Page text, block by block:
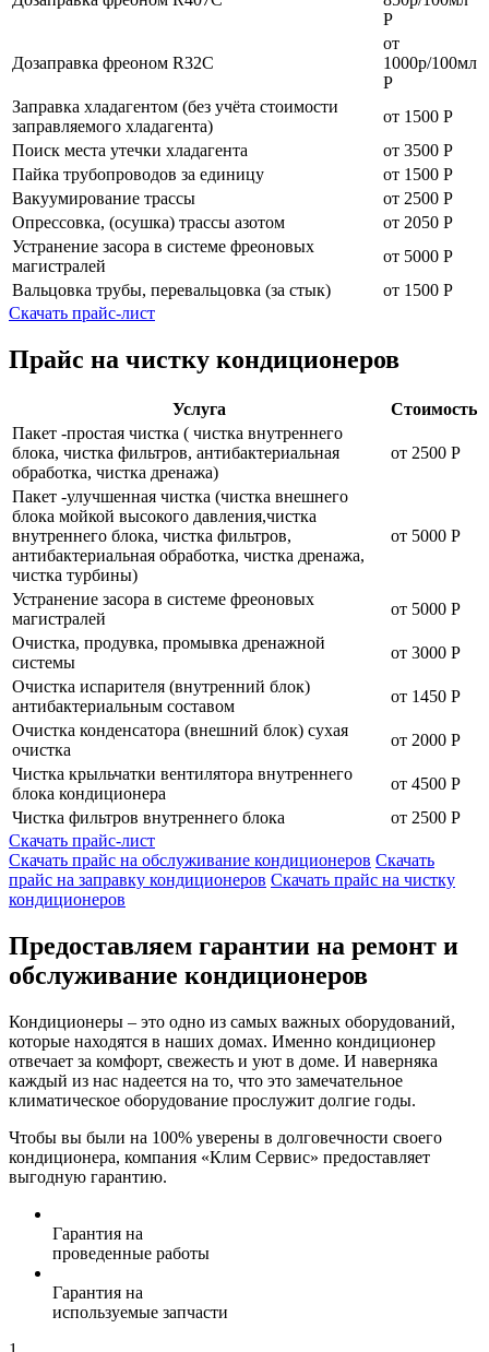
Р
Дозаправка фреоном R32C
от
1000р/100мл
Р
Заправка хладагентом (без учёта стоимости
заправляемого хладагента)
от 1500 Р
Поиск места утечки хладагента
от 3500 Р
Пайка трубопроводов за единицу
от 1500 Р
Вакуумирование трассы
от 2500 Р
Опрессовка, (осушка) трассы азотом
от 2050 Р
Устранение засора в системе фреоновых
магистралей
от 5000 Р
Вальцовка трубы, перевальцовка (за стык)
от 1500 Р
Скачать прайс-лист
Прайс на чистку кондиционеров
Услуга
Стоимость
Пакет -простая чистка ( чистка внутреннего
блока, чистка фильтров, антибактериальная
обработка, чистка дренажа)
от 2500 Р
Пакет -улучшенная чистка (чистка внешнего
блока мойкой высокого давления,чистка
внутреннего блока, чистка фильтров,
антибактериальная обработка, чистка дренажа,
чистка турбины)
от 5000 Р
Устранение засора в системе фреоновых
магистралей
от 5000 Р
Очистка, продувка, промывка дренажной
системы
от 3000 Р
Очистка испарителя (внутренний блок)
антибактериальным составом
от 1450 Р
Очистка конденсатора (внешний блок) сухая
очистка
от 2000 Р
Чистка крыльчатки вентилятора внутреннего
блока кондиционера
от 4500 Р
Чистка фильтров внутреннего блока
от 2500 Р
Скачать прайс-лист
Скачать прайс на обслуживание кондиционеров Скачать
прайс на заправку кондиционеров Скачать прайс на чистку
кондиционеров
Предоставляем гарантии на ремонт и
обслуживание кондиционеров
Кондиционеры – это одно из самых важных оборудований,
которые находятся в наших домах. Именно кондиционер
отвечает за комфорт, свежесть и уют в доме. И наверняка
каждый из нас надеется на то, что это замечательное
климатическое оборудование прослужит долгие годы.
Чтобы вы были на 100% уверены в долговечности своего
кондиционера, компания «Клим Сервис» предоставляет
выгодную гарантию.
Гарантия на
проведенные работы
Гарантия на
используемые запчасти